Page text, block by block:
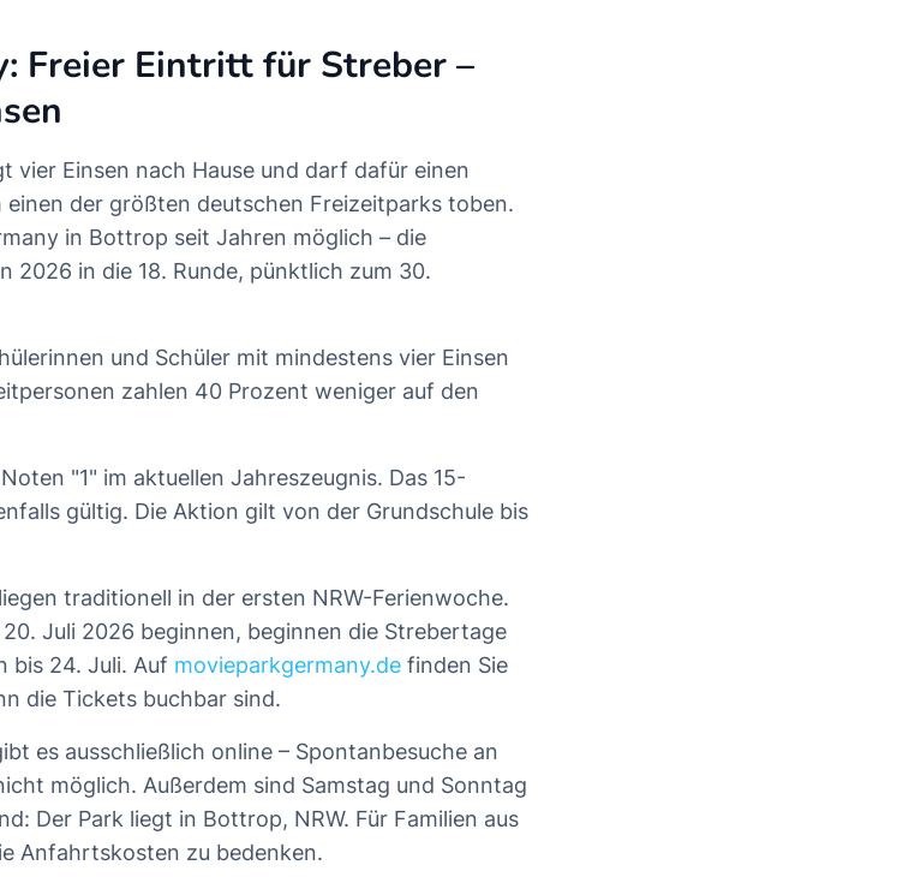
Freier Eintritt für Streber –
vier Einsen nach Hause und darf dafür einen
der größten deutschen Freizeitparks toben.
in Bottrop seit Jahren möglich – die
2026 in die 18. Runde, pünktlich zum 30.
und Schüler mit mindestens vier Einsen
zahlen 40 Prozent weniger auf den
"1" im aktuellen Jahreszeugnis. Das 15-
gültig. Die Aktion gilt von der Grundschule bis
traditionell in der ersten NRW-Ferienwoche.
Juli 2026 beginnen, beginnen die Strebertage
bis 24. Juli. Auf movieparkgermany.de finden Sie
die Tickets buchbar sind.
es ausschließlich online – Spontanbesuche an
möglich. Außerdem sind Samstag und Sonntag
Der Park liegt in Bottrop, NRW. Für Familien aus
Anfahrtskosten zu bedenken.